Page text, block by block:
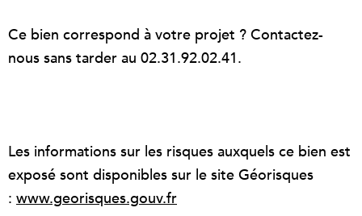
Ce bien correspond à votre projet ? Contactez-
nous sans tarder au 02.31.92.02.41.
Les informations sur les risques auxquels ce bien est
exposé sont disponibles sur le site Géorisques
: www.georisques.gouv.fr